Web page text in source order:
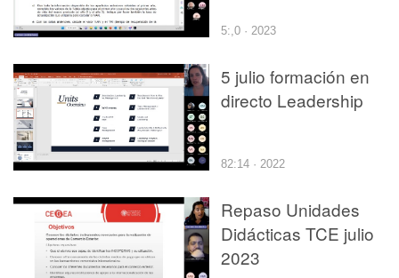
5:,0 · 2023
5 julio formación en
directo Leadership
82:14 · 2022
Repaso Unidades
Didácticas TCE julio
2023